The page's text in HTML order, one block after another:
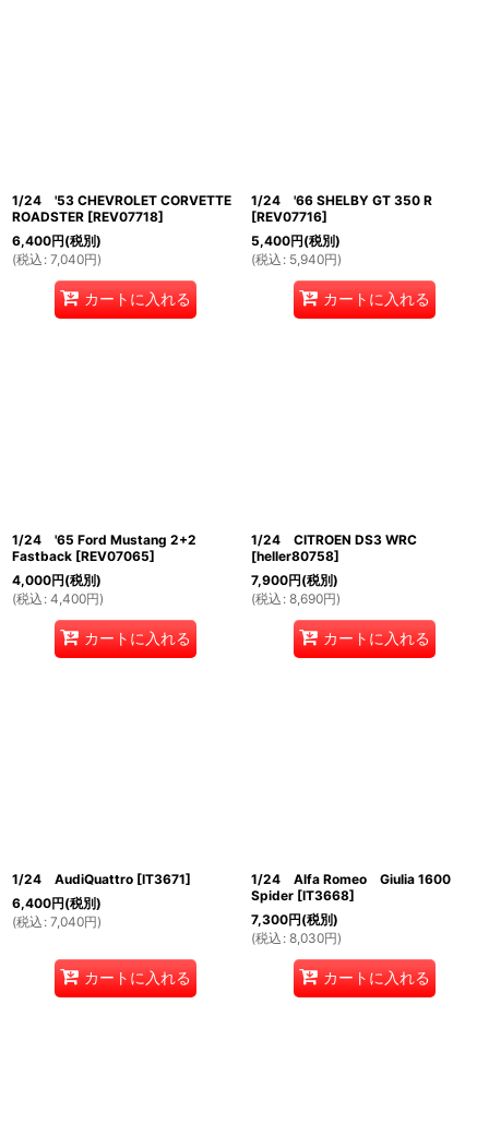
1/24 '53 CHEVROLET CORVETTE
ROADSTER [REV07718]
6,400円(税別)
(税込 : 7,040円)
カートに入れる
1/24 '66 SHELBY GT 350 R
[REV07716]
5,400円(税別)
(税込 : 5,940円)
カートに入れる
1/24 '65 Ford Mustang 2+2
Fastback [REV07065]
4,000円(税別)
(税込 : 4,400円)
カートに入れる
1/24 CITROEN DS3 WRC
[heller80758]
7,900円(税別)
(税込 : 8,690円)
カートに入れる
1/24 AudiQuattro [IT3671]
6,400円(税別)
(税込 : 7,040円)
カートに入れる
1/24 Alfa Romeo Giulia 1600
Spider [IT3668]
7,300円(税別)
(税込 : 8,030円)
カートに入れる